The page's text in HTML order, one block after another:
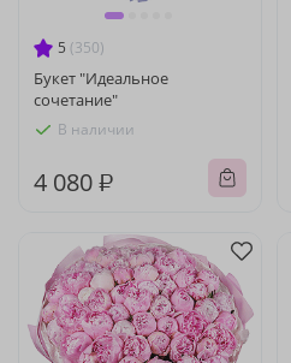
5 (350)
Букет "Идеальное
сочетание"
В наличии
4 080 ₽